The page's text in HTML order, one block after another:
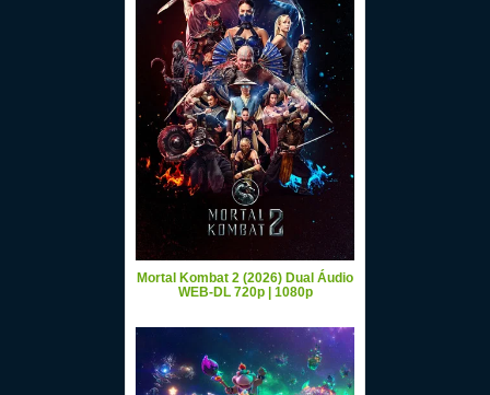
Mortal Kombat 2 (2026) Dual Áudio
WEB-DL 720p | 1080p